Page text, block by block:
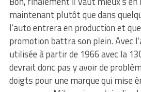
maintenant plutôt que dans
l’auto entrera en production et
promotion battra son plein. Avec
utilisée à partir de 1966 avec la
devrait donc pas y avoir de
doigts pour une marque qui mise